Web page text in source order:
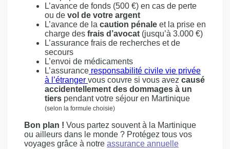
L’avance de fonds (500 €) en cas de perte
ou de vol de votre argent
L’avance de la caution pénale et la prise en
charge des frais d’avocat (jusqu’à 3.000 €)
L’assurance frais de recherches et de
secours
L’envoi de médicaments
L’assurance responsabilité civile vie privée
à l’étranger vous couvre si vous avez causé
accidentellement des dommages à un
tiers pendant votre séjour en Martinique
(selon la formule choisie)
Bon plan ! Vous partez souvent à la Martinique
ou ailleurs dans le monde ? Protégez tous vos
voyages grâce à notre assurance annuelle